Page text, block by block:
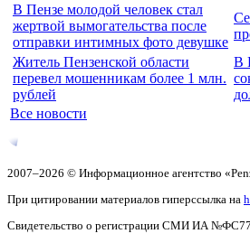
В Пензе молодой человек стал
жертвой вымогательства после
отправки интимных фото девушке
Житель Пензенской области
перевел мошенникам более 1 млн.
рублей
В
Все новости
2007–2026 © Информационное агентство
При цитировании материалов гиперссылка на
Свидетельство о регистрации СМИ ИА